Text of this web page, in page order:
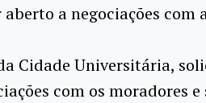
a negociações com
Cidade Universitária,
com os moradores